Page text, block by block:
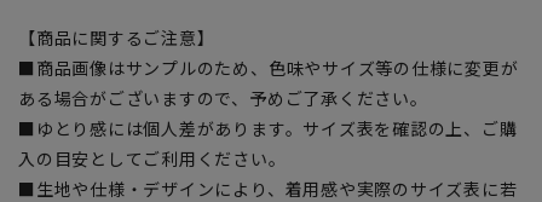
【商品に関するご注意】
■商品画像はサンプルのため、色味やサイズ等の仕様に変更が
ある場合がございますので、予めご了承ください。
■ゆとり感には個人差があります。サイズ表を確認の上、ご購
入の目安としてご利用ください。
■生地や仕様・デザインにより、着用感や実際のサイズ表に若